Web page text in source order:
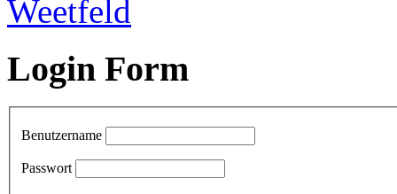
Login Form
Benutzername
Passwort